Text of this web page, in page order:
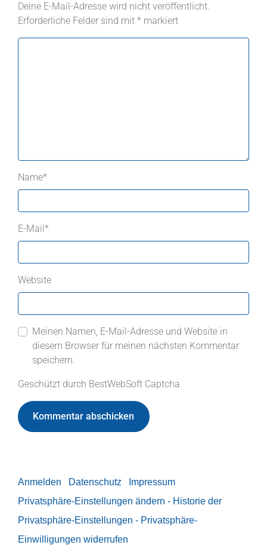
Deine E-Mail-Adresse wird nicht veröffentlicht.
Erforderliche Felder sind mit * markiert
Name*
E-Mail*
Website
Meinen Namen, E-Mail-Adresse und Website in
diesem Browser für meinen nächsten Kommentar
speichern.
Geschützt durch BestWebSoft Captcha
Anmelden Datenschutz
Impressum
Privatsphäre-Einstellungen ändern - Historie der
Privatsphäre-Einstellungen - Privatsphäre-
Einwilligungen widerrufen